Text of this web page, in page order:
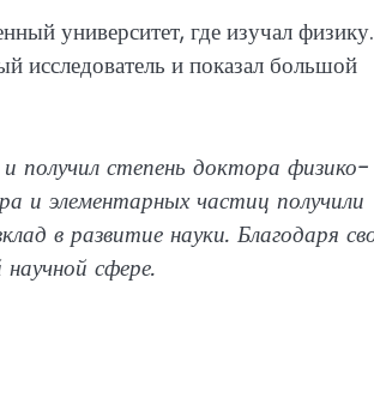
университет, где изучал физику.
исследователь и показал большой
получил степень доктора физико-
и элементарных частиц получили
в развитие науки. Благодаря
сфере.